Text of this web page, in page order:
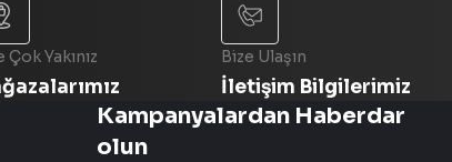
Çok Yakınız Bize Ulaşın
İletişim Bilgilerimiz
Kampanyalardan Haberdar
olun